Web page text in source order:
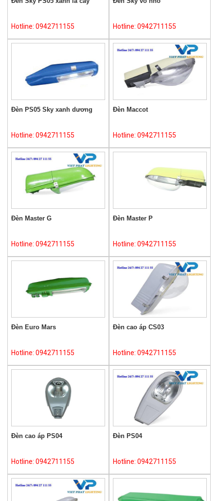
Hotline: 0942711155 Hotline: 0942711155
Đèn PS05 Sky xanh dương
Hotline: 0942711155
Đèn Maccot
Hotline: 0942711155
Đèn Master G
Hotline: 0942711155
Đèn Master P
Hotline: 0942711155
Đèn Euro Mars
Hotline: 0942711155
Đèn cao áp CS03
Hotline: 0942711155
Đèn cao áp PS04
Hotline: 0942711155
Đèn PS04
Hotline: 0942711155